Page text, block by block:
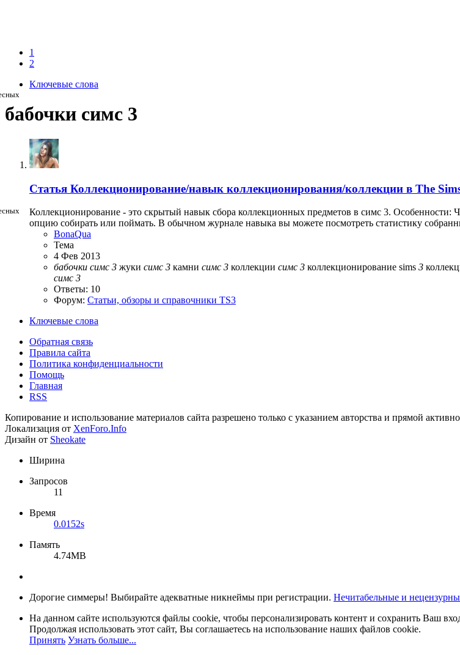
1
2
Ключевые слова
бабочки симс 3
Статья Коллекционирование/навык коллекционирования/коллекции в The
Коллекционирование - это скрытый навык сбора коллекционных предметов в симс 3.
опцию собирать или поймать. В обычном журнале навыка вы можете посмотреть статистику
BonaQua
Тема
4 Фев 2013
бабочки симс 3 жуки симс 3 камни симс 3 коллекции симс 3 коллекционирование sims 3
симс 3
Ответы: 10
Форум: Статьи, обзоры и справочники TS3
Ключевые слова
Обратная связь
Правила сайта
Политика конфиденциальности
Помощь
Главная
RSS
Копирование и использование материалов сайта разрешено только с указанием авторства и прямой
Локализация от XenForo.Info
Дизайн от Sheokate
Ширина
Запросов
11
Время
0.0152s
Память
4.74MB
Дорогие симмеры! Выбирайте адекватные никнеймы при регистрации. Нечитабельные и
На данном сайте используются файлы cookie, чтобы персонализировать контент и сохранить Ваш
Продолжая использовать этот сайт, Вы соглашаетесь на использование наших файлов cookie.
Принять Узнать больше...